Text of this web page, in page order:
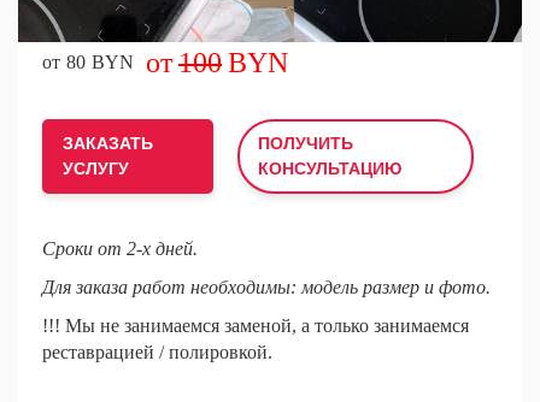
80 100
ЗАКАЗАТЬ
УСЛУГУ
ПОЛУЧИТЬ
КОНСУЛЬТАЦИЮ
Сроки от 2-х дней.
Для заказа работ необходимы: модель размер и фото.
!!! Мы не занимаемся заменой, а только занимаемся
реставрацией / полировкой.